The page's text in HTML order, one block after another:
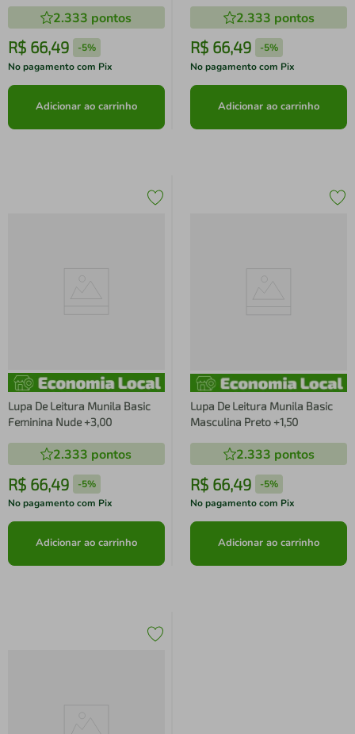
2.333 pontos
R$ 66,49 -5%
No pagamento com Pix
Adicionar ao carrinho
2.333 pontos
R$ 66,49 -5%
No pagamento com Pix
Adicionar ao carrinho
Lupa De Leitura Munila Basic
Feminina Nude +3,00
2.333 pontos
R$ 66,49 -5%
No pagamento com Pix
Adicionar ao carrinho
Lupa De Leitura Munila Basic
Masculina Preto +1,50
2.333 pontos
R$ 66,49 -5%
No pagamento com Pix
Adicionar ao carrinho